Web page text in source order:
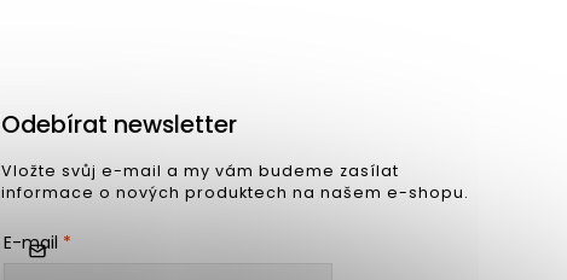
Odebírat newsletter
Vložte svůj e-mail a my vám budeme zasílat
informace o nových produktech na našem e-shopu.
E-mail